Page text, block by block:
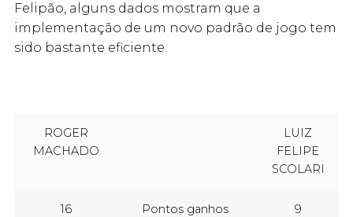
Felipão, alguns dados mostram que a
implementação de um novo padrão de jogo tem
sido bastante eficiente.
ROGER
MACHADO
LUIZ
FELIPE
SCOLARI
16 Pontos ganhos 9